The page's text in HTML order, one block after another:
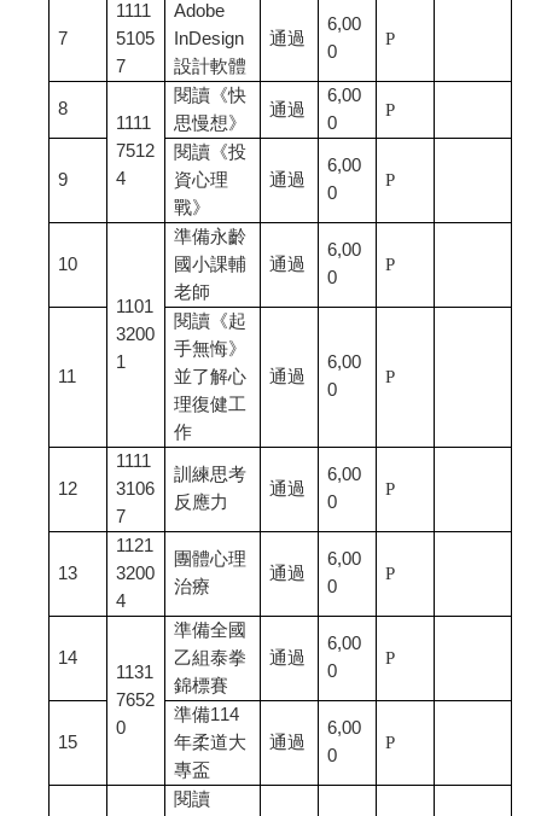
7
1111
5105
7
Adobe
InDesign
設計軟體
通過
6,00
0
P
8
1111
7512
4
閱讀《快
思慢想》
通過
6,00
0
P
9
閱讀《投
資心理
戰》
通過
6,00
0
P
10
1101
3200
1
準備永齡
國小課輔
老師
通過
6,00
0
P
11
閱讀《起
手無悔》
並了解心
理復健工
作
通過
6,00
0
P
12
1111
3106
7
訓練思考
反應力
通過
6,00
0
P
13
1121
3200
4
團體心理
治療
通過
6,00
0
P
14
1131
7652
0
準備全國
乙組泰拳
錦標賽
通過
6,00
0
P
15
準備114
年柔道大
專盃
通過
6,00
0
P
閱讀